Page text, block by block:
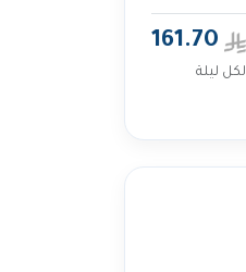
161.70
لكل ليلة